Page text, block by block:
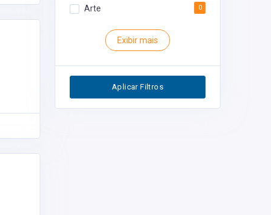
Arte 0
Rodoviária
Inventário
Exibir mais
Aplicar Filtros